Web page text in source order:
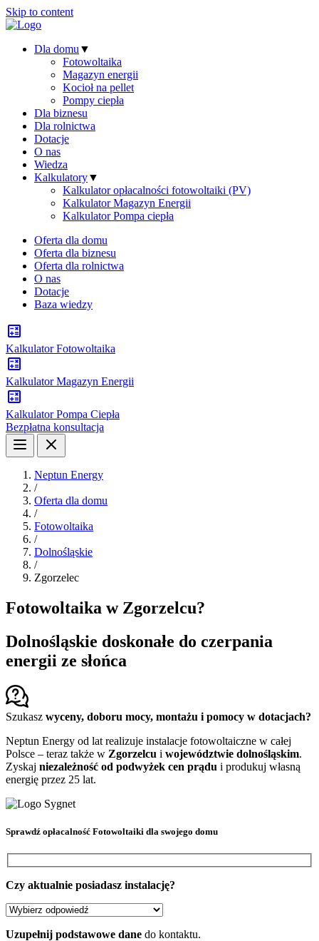
Skip to content
Dla domu ▼
Fotowoltaika
Magazyn energii
Kocioł na pellet
Pompy ciepła
Dla biznesu
Dla rolnictwa
Dotacje
O nas
Wiedza
Kalkulatory▼
Kalkulator opłacalności fotowoltaiki (PV)
Kalkulator Magazyn Energii
Kalkulator Pompa ciepła
Oferta dla domu
Oferta dla biznesu
Oferta dla rolnictwa
O nas
Dotacje
Baza wiedzy
Kalkulator Fotowoltaika
Kalkulator Magazyn Energii
Kalkulator Pompa Ciepła
Bezpłatna konsultacja
Neptun Energy
/
Oferta dla domu
/
Fotowoltaika
/
Dolnośląskie
/
Zgorzelec
Fotowoltaika w Zgorzelcu?
Dolnośląskie doskonałe do czerpania
energii ze słońca
Szukasz wyceny, doboru mocy, montażu i pomocy w dotacjach?
Neptun Energy od lat realizuje instalacje fotowoltaiczne w całej
Polsce – teraz także w Zgorzelcu i województwie dolnośląskim.
Zyskaj niezależność od podwyżek cen prądu i produkuj własną
energię przez 25 lat.
Sprawdź opłacalność Fotowoltaiki dla swojego domu
Czy aktualnie posiadasz instalację?
Uzupełnij podstawowe dane do kontaktu.